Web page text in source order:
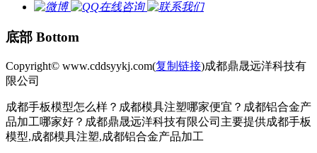
底部 Bottom
Copyright© www.cddsyykj.com(复制链接)成都鼎晟远洋科技有
限公司
成都手板模型怎么样？成都模具注塑哪家便宜？成都铝合金产
品加工哪家好？成都鼎晟远洋科技有限公司主要提供成都手板
模型,成都模具注塑,成都铝合金产品加工